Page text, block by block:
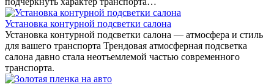
Установка контурной подсветки салона
Установка контурной подсветки салона — атмосфера и стиль
для вашего транспорта Трендовая атмосферная подсветка
салона давно стала неотъемлемой частью современного
транспорта.